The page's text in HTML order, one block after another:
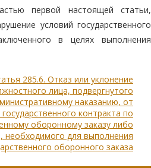
первой настоящей статьи,
условий государственного
в целях выполнения
285.6. Отказ или уклонение
лица, подвергнутого
наказанию, от
контракта по
оборонному заказу либо
необходимого для выполнения
оборонного заказа